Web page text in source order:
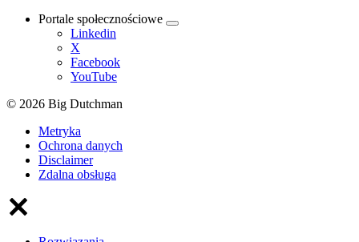
Portale społecznościowe
Linkedin
X
Facebook
YouTube
© 2026 Big Dutchman
Metryka
Ochrona danych
Disclaimer
Zdalna obsługa